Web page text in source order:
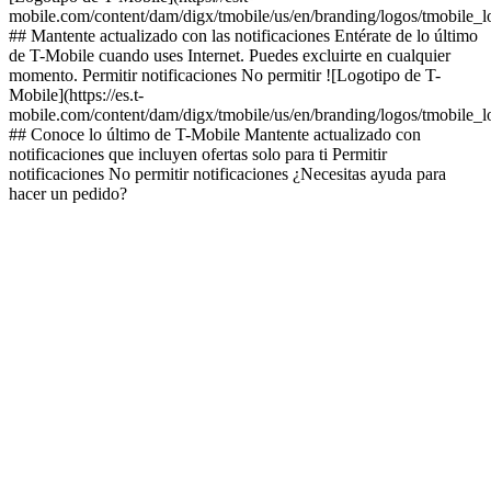
mobile.com/content/dam/digx/tmobile/us/en/branding/logos/
## Mantente actualizado con las notificaciones Entérate de lo último
de T-Mobile cuando uses Internet. Puedes excluirte en cualquier
momento. Permitir notificaciones No permitir ![Logotipo de T-
Mobile](https://es.t-
mobile.com/content/dam/digx/tmobile/us/en/branding/logos/
## Conoce lo último de T-Mobile Mantente actualizado con
notificaciones que incluyen ofertas solo para ti Permitir
notificaciones No permitir notificaciones ¿Necesitas ayuda para
hacer un pedido?